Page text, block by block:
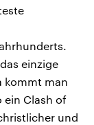
einzige
kommt man
ein Clash of
und